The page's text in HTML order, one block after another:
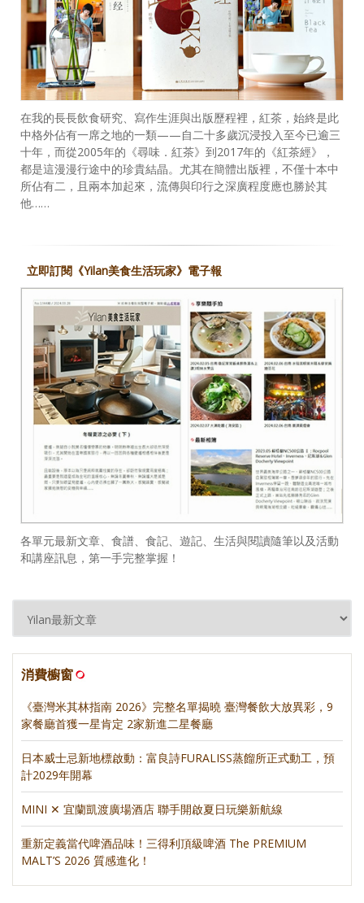
在我的長長飲食研究、寫作生涯與出版歷程裡，紅茶，始終是此
中格外佔有一席之地的一類——自二十多歲沉浸投入至今已逾三
十年，而從2005年的《尋味．紅茶》到2017年的《紅茶經》，
都是這漫漫行途中的珍貴結晶。尤其在簡體出版裡，不僅十本中
所佔有二，且兩本加起來，流傳與印行之深廣程度應也勝於其
他……
立即訂閱《Yilan美食生活玩家》電子報
各單元最新文章、食譜、食記、遊記、生活與閱讀隨筆以及活動
和講座訊息，第一手完整掌握！
消費櫥窗
《臺灣米其林指南 2026》完整名單揭曉 臺灣餐飲大放異彩，9
家餐廳首獲一星肯定 2家新進二星餐廳
日本威士忌新地標啟動：富良詩FURALISS蒸餾所正式動工，預
計2029年開幕
MINI ✕ 宜蘭凱渡廣場酒店 聯手開啟夏日玩樂新航線
重新定義當代啤酒品味！三得利頂級啤酒 The PREMIUM
MALT’S 2026 質感進化！